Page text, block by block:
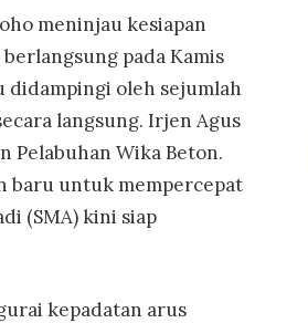
meninjau kesiapan
pada Kamis
didampingi oleh sejumlah
langsung. Irjen Agus
Pelabuhan Wika Beton.
baru untuk mempercepat
(SMA) kini siap
kepadatan arus